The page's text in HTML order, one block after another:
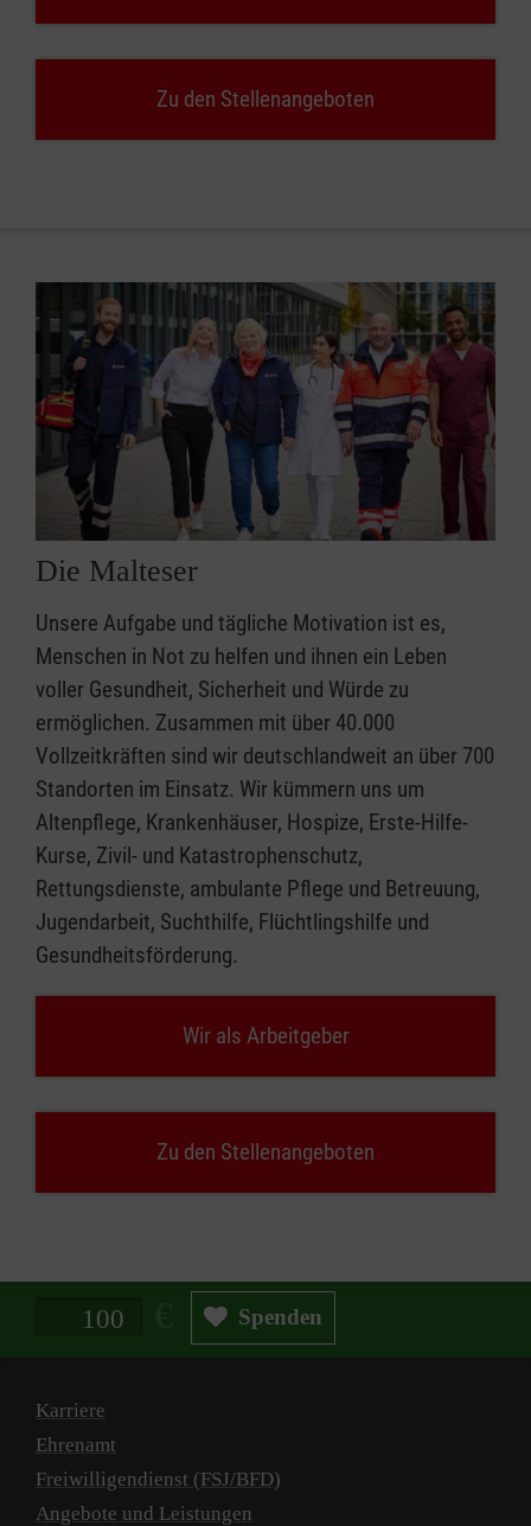
Zu den Stellenangeboten
Die Malteser
Unsere Aufgabe und tägliche Motivation ist es,
Menschen in Not zu helfen und ihnen ein Leben
voller Gesundheit, Sicherheit und Würde zu
ermöglichen. Zusammen mit über 40.000
Vollzeitkräften sind wir deutschlandweit an über 700
Standorten im Einsatz. Wir kümmern uns um
Altenpflege, Krankenhäuser, Hospize, Erste-Hilfe-
Kurse, Zivil- und Katastrophenschutz,
Rettungsdienste, ambulante Pflege und Betreuung,
Jugendarbeit, Suchthilfe, Flüchtlingshilfe und
Gesundheitsförderung.
Wir als Arbeitgeber
Zu den Stellenangeboten
Spendenbetrag in Euro Spenden
Karriere
Ehrenamt
Freiwilligendienst (FSJ/BFD)
Angebote und Leistungen